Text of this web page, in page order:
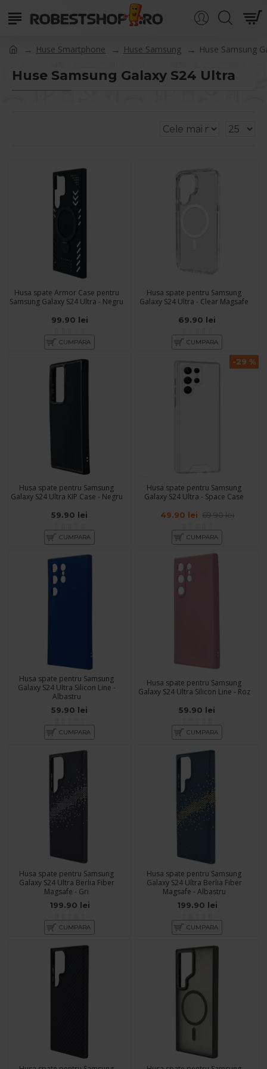
Huse Smartphone Huse Samsung Huse Samsung
Huse Samsung Galaxy S24 Ultra
Husa spate Armor Case pentru
Samsung Galaxy S24 Ultra - Negru
99.90 lei
CUMPARA
Husa spate pentru Samsung
Galaxy S24 Ultra - Clear Magsafe
69.90 lei
CUMPARA
Husa spate pentru Samsung
Galaxy S24 Ultra KIP Case - Negru
59.90 lei
CUMPARA
-29 %
Husa spate pentru Samsung
Galaxy S24 Ultra - Space Case
49.90 lei 69.90 lei
CUMPARA
Husa spate pentru Samsung
Galaxy S24 Ultra Silicon Line -
Albastru
59.90 lei
CUMPARA
Husa spate pentru Samsung
Galaxy S24 Ultra Silicon Line - Roz
59.90 lei
CUMPARA
Husa spate pentru Samsung
Galaxy S24 Ultra Berlia Fiber
Magsafe - Gri
199.90 lei
CUMPARA
Husa spate pentru Samsung
Galaxy S24 Ultra Berlia Fiber
Magsafe - Albastru
199.90 lei
CUMPARA